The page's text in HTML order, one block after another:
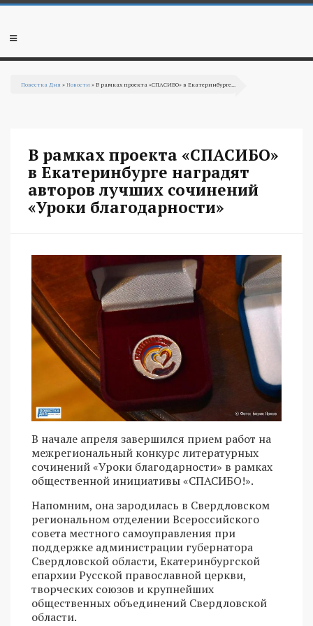
Перейти к основному содержанию
Мобильное
Повестка Дня »Новости » В рамках проекта «СПАСИБО» в Екатеринбурге...
В рамках проекта «СПАСИБО»
в Екатеринбурге наградят
авторов лучших сочинений
«Уроки благодарности»
В начале апреля завершился прием работ на
межрегиональный конкурс литературных
сочинений «Уроки благодарности» в рамках
общественной инициативы «СПАСИБО!».
Напомним, она зародилась в Свердловском
региональном отделении Всероссийского
совета местного самоуправления при
поддержке администрации губернатора
Свердловской области, Екатеринбургской
епархии Русской православной церкви,
творческих союзов и крупнейших
общественных объединений Свердловской
области.